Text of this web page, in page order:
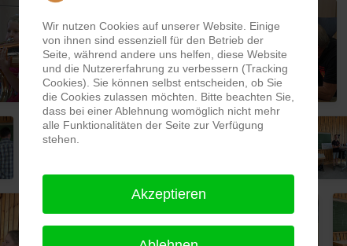
Wir nutzen Cookies auf unserer Website. Einige
von ihnen sind essenziell für den Betrieb der
Seite, während andere uns helfen, diese Website
und die Nutzererfahrung zu verbessern (Tracking
Cookies). Sie können selbst entscheiden, ob Sie
die Cookies zulassen möchten. Bitte beachten Sie,
dass bei einer Ablehnung womöglich nicht mehr
alle Funktionalitäten der Seite zur Verfügung
stehen.
Akzeptieren